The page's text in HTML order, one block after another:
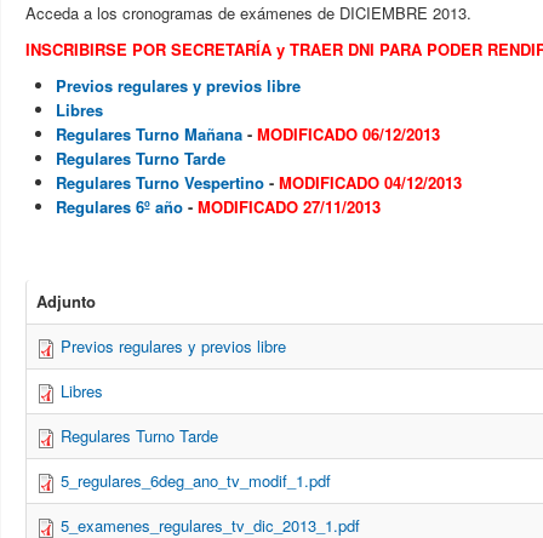
Acceda a los cronogramas de exámenes de DICIEMBRE 2013.
INSCRIBIRSE POR SECRETARÍA y TRAER DNI PARA PODER
Previos regulares y previos libre
Libres
Regulares Turno Mañana - MODIFICADO 06/12/2013
Regulares Turno Tarde
Regulares Turno Vespertino - MODIFICADO 04/12/2013
Regulares 6º año - MODIFICADO 27/11/2013
Adjunto
Previos regulares y previos libre
Libres
Regulares Turno Tarde
5_regulares_6deg_ano_tv_modif_1.pdf
5_examenes_regulares_tv_dic_2013_1.pdf